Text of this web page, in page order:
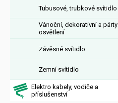
Tubusové, trubkové svítidlo
Vánoční, dekorativní a párty
osvětlení
Závěsné svítidlo
Zemní svítidlo
Elektro kabely, vodiče a
příslušenství